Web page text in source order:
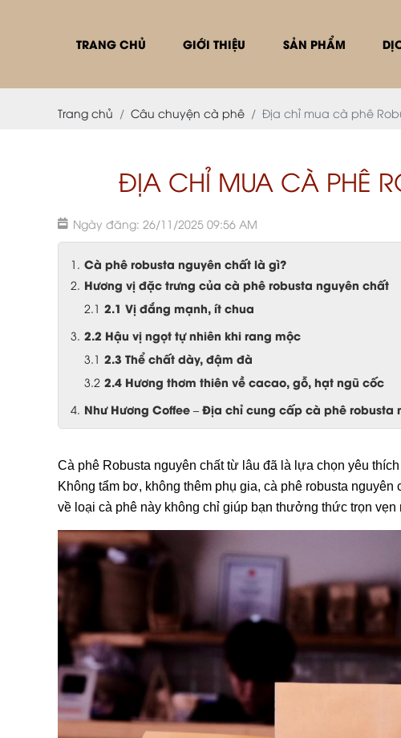
TRANG CHỦ GIỚI THIỆU SẢN PHẨM
Trang chủ Câu chuyện cà phê Địa chỉ mua cà phê
ĐỊA CHỈ MUA CÀ PHÊ
Ngày đăng: 26/11/2025 09:56 AM
Cà phê robusta nguyên chất là gì?
Hương vị đặc trưng của cà phê robusta nguyên chất
2.1 Vị đắng mạnh, ít chua
2.2 Hậu vị ngọt tự nhiên khi rang mộc
2.3 Thể chất dày, đậm đà
2.4 Hương thơm thiên về cacao, gỗ, hạt ngũ cốc
Như Hương Coffee – Địa chỉ cung cấp cà phê robusta
Cà phê Robusta nguyên chất từ lâu đã là lựa chọn yêu
Không tẩm bơ, không thêm phụ gia, cà phê robusta
về loại cà phê này không chỉ giúp bạn thưởng thức trọn